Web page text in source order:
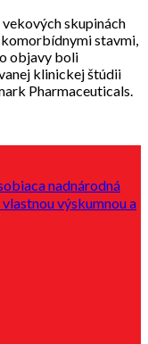
skupinách
stavmi,
objavy boli
klinickej štúdii
Pharmaceuticals.
nadnárodná
výskumnou a